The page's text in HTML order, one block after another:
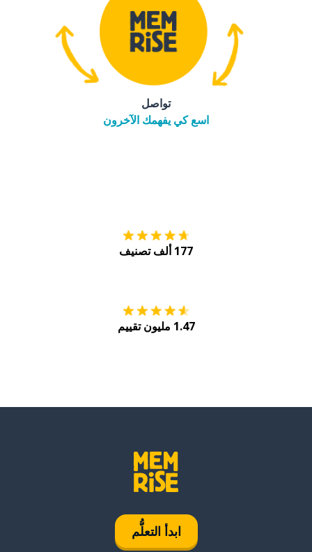
تواصل
اسع كي يفهمك الآخرون
177 ألف تصنيف
1.47 مليون تقييم
ابدأ التعلُّم